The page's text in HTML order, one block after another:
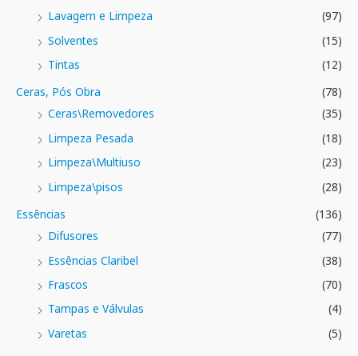
Lavagem e Limpeza
(97)
Solventes
(15)
Tintas
(12)
Ceras, Pós Obra
(78)
Ceras\Removedores
(35)
Limpeza Pesada
(18)
Limpeza\Multiuso
(23)
Limpeza\pisos
(28)
Essências
(136)
Difusores
(77)
Essências Claribel
(38)
Frascos
(70)
Tampas e Válvulas
(4)
Varetas
(5)